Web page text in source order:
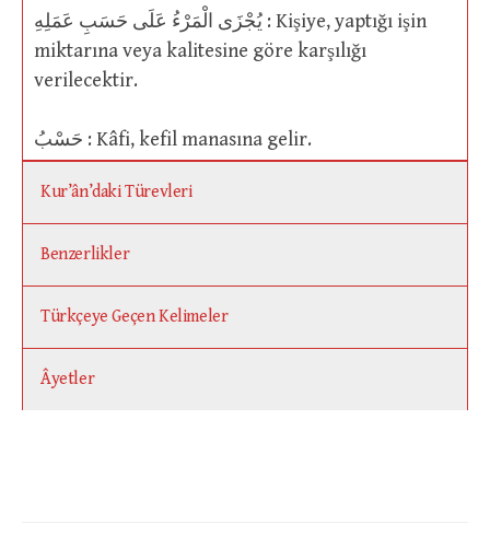
يُجْزَى الْمَرْءُ عَلَى حَسَبِ عَمَلِهِ : Kişiye, yaptığı işin
miktarına veya kalitesine göre karşılığı
verilecektir.
حَسْبُ : Kâfi, kefil manasına gelir.
Kur’ân’daki Türevleri
Benzerlikler
Türkçeye Geçen Kelimeler
Âyetler